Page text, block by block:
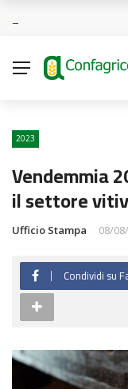
2023
Vendemmia
il settore
Ufficio Stampa 08/
Condividi su